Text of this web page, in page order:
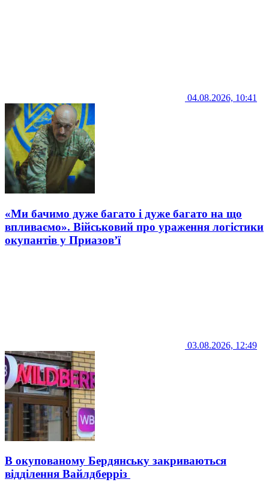
04.08.2026, 10:41
«Ми бачимо дуже багато і дуже багато на що
впливаємо». Військовий про ураження логістики
окупантів у Приазов’ї
03.08.2026, 12:49
В окупованому Бердянську закриваються
відділення Вайлдберріз